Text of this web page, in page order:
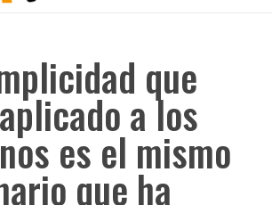
que
a los
es el mismo
que ha